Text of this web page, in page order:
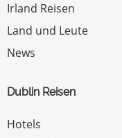
Irland Reisen
Land und Leute
News
Dublin Reisen
Hotels